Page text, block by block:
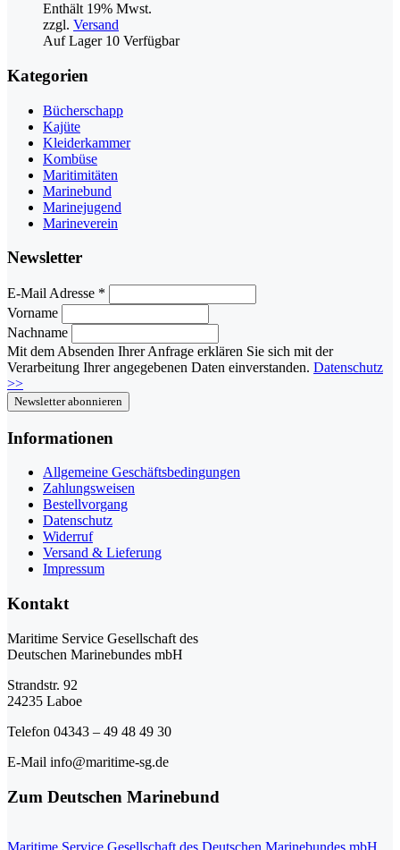
Enthält 19% Mwst.
zzgl. Versand
Auf Lager10 Verfügbar
Kategorien
Bücherschapp
Kajüte
Kleiderkammer
Kombüse
Maritimitäten
Marinebund
Marinejugend
Marineverein
Newsletter
E-Mail Adresse *
Vorname
Nachname
Mit dem Absenden Ihrer Anfrage erklären Sie sich mit der
Verarbeitung Ihrer angegebenen Daten einverstanden. Datenschutz
>>
Informationen
Allgemeine Geschäftsbedingungen
Zahlungsweisen
Bestellvorgang
Datenschutz
Widerruf
Versand & Lieferung
Impressum
Kontakt
Maritime Service Gesellschaft des
Deutschen Marinebundes mbH
Strandstr. 92
24235 Laboe
Telefon 04343 – 49 48 49 30
E-Mail info@maritime-sg.de
Zum Deutschen Marinebund